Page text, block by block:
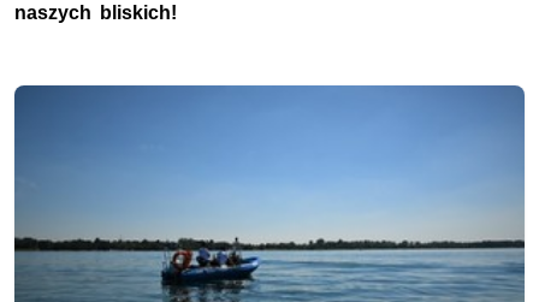
naszych bliskich!